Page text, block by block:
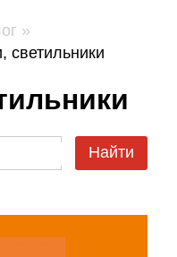
светильники
Найти